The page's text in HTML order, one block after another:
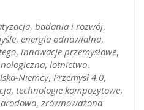
, badania i rozwój,
, energia odnawialna,
, innowacje przemysłowe,
, lotnictwo,
Niemcy, Przemysł 4.0,
, technologie kompozytowe,
, zrównoważona